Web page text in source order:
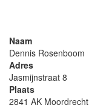
Naam
Dennis Rosenboom
Adres
Jasmijnstraat 8
Plaats
2841 AK Moordrecht